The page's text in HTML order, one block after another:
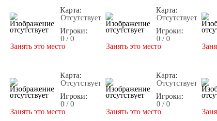
Карта:
Отсутствует
Игроки:
0 / 0
Занять это место
Карта:
Отсутствует
Игроки:
0 / 0
Занять это место
Карта:
Отсутствует
Игроки:
0 / 0
Занять это место
Карта:
Отсутствует
Игроки:
0 / 0
Занять это место